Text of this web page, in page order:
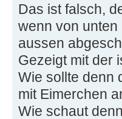
Das ist falsch,
wenn von
aussen
Gezeigt mit der
Wie sollte denn
mit Eimerchen
Wie schaut